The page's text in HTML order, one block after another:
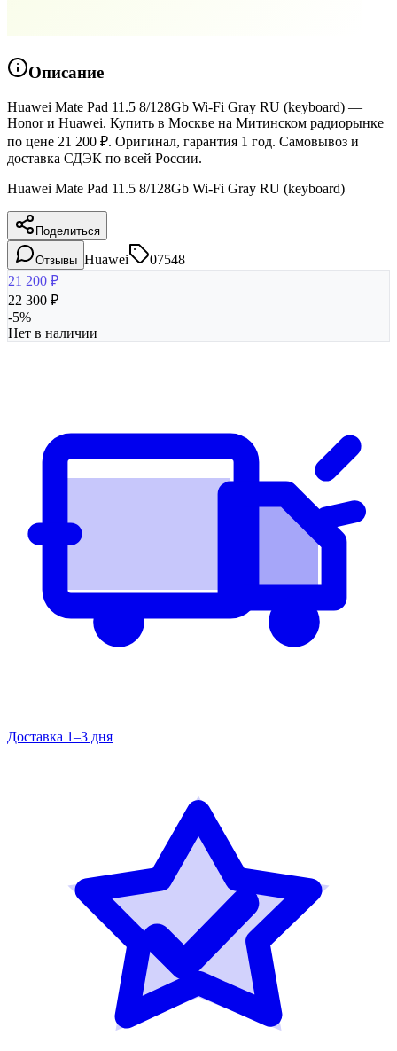
Описание
Huawei Mate Pad 11.5 8/128Gb Wi-Fi Gray RU (keyboard) —
Honor и Huawei. Купить в Москве на Митинском радиорынке
по цене 21 200 ₽. Оригинал, гарантия 1 год. Самовывоз и
доставка СДЭК по всей России.
Huawei Mate Pad 11.5 8/128Gb Wi-Fi Gray RU (keyboard)
Поделиться
Отзывы Huawei
07548
21 200 ₽
22 300 ₽
-5%
Нет в наличии
Доставка 1–3 дня